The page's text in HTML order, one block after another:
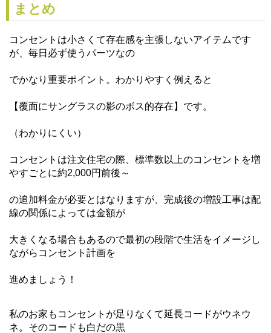
まとめ
コンセントは小さくて存在感を主張しないアイテムです
が、毎日必ず使うパーツなの
でかなり重要ポイント。わかりやすく例えると
【覆面にサングラスの影のボス的存在】です。
（わかりにくい）
コンセントは注文住宅の際、標準数以上のコンセントを増
やすごとに約2,000円前後～
の追加料金が必要とはなりますが、完成後の増設工事は配
線の関係によっては金額が
大きくなる場合もあるので最初の段階で生活をイメージし
ながらコンセント計画を
進めましょう！
私のお家もコンセントが足りなくて延長コードがウネウ
ネ。そのコードも白だの黒